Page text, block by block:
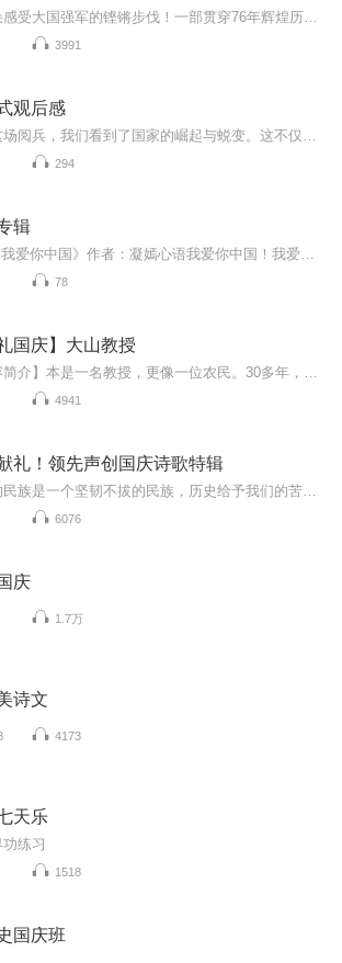
3991
观后感
294
辑
78
国庆】大山教授
4941
礼！领先声创国庆诗歌特辑
6076
庆
1.7万
诗文
4173
天乐
功练习
1518
国庆班